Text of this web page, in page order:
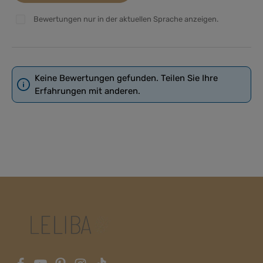
Bewertungen nur in der aktuellen Sprache anzeigen.
Keine Bewertungen gefunden. Teilen Sie Ihre
Erfahrungen mit anderen.